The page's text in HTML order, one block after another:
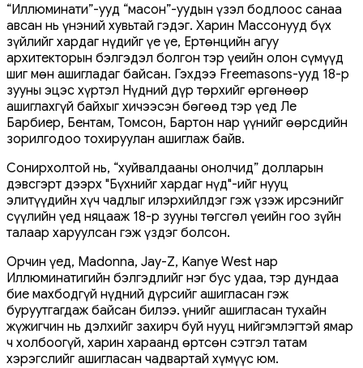
“Иллюминати”-ууд “масон”-уудын үзэл бодлоос санаа
авсан нь үнэний хувьтай гэдэг. Харин Массонууд бүх
зүйлийг хардаг нүдийг үе үе, Ертөнцийн агуу
архитекторын бэлгэдэл болгон тэр үеийн олон сүмүүд
шиг мөн ашигладаг байсан. Гэхдээ Freemasons-ууд 18-р
зууны эцэс хүртэл Нүдний дүр төрхийг өргөнөөр
ашиглахгүй байхыг хичээсэн бөгөөд тэр үед Ле
Барбиер, Бентам, Томсон, Бартон нар үүнийг өөрсдийн
зорилгодоо тохируулан ашиглаж байв.
Сонирхолтой нь, “хуйвалдааны онолчид” долларын
дэвсгэрт дээрх "Бүхнийг хардаг нүд"-ийг нууц
элитүүдийн хүч чадлыг илэрхийлдэг гэж үзэж ирсэнийг
сүүлийн үед няцааж 18-р зууны төгсгөл үеийн гоо зүйн
талаар харуулсан гэж үздэг болсон.
Орчин үед, Madonna, Jay-Z, Kanye West нар
Иллюминатигийн бэлгэдлийг нэг бус удаа, тэр дундаа
бие махбодгүй нүдний дүрсийг ашигласан гэж
буруутгагдаж байсан билээ. Үүнийг ашигласан тухайн
жүжигчин нь дэлхийг захирч буй нууц нийгэмлэгтэй ямар
ч холбоогүй, харин хараанд өртсөн сэтгэл татам
хэрэгслийг ашигласан чадвартай хүмүүс юм.